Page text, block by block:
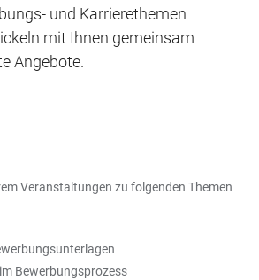
und Karrierethemen
mit Ihnen gemeinsam
Angebote.
Veranstaltungen zu folgenden Themen
Bewerbungsprozess